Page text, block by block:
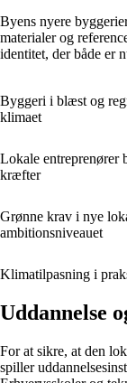
Byens nyere
materialer og
identitet, der både er
Byggeri i blæst og
klimaet
Lokale entreprenører
kræfter
Grønne krav i nye
ambitionsniveauet
Klimatilpasning i
Uddannelse
For at sikre, at den
spiller